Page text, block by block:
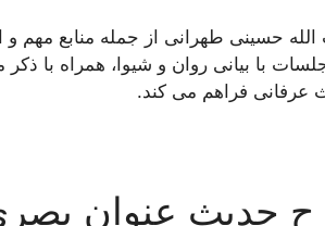
حسینی طهرانی از جمله منابع مهم و
بیانی روان و شیوا، همراه با ذکر
عرفانی فراهم می کند.
حدیث عنوان